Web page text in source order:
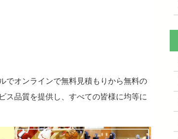
でオンラインで無料見積もりから無料の
ス品質を提供し、すべての皆様に均等に